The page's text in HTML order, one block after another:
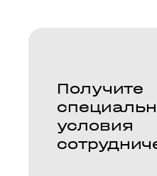
Получите
условия